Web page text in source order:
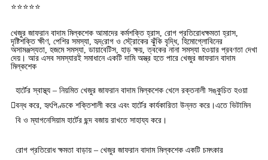
⭐️⭐️⭐️⭐️⭐️
খেজুর জাফরান বাদাম মিল্কশেক আমাদের কর্মশক্তি হ্রাস, রোগ প্রতিরোধক্ষমতা হ্রাস,
দৃষ্টিশক্তি ক্ষীণ, পেশির সমস্যা, হৃদ্‌রোগ ও স্ট্রোকের ঝুঁকি বৃদ্ধি, হিমোগ্লোবিনের
অসামঞ্জস্যতা, হজমে সমস্যা, ডায়াবেটিস, হাড় ক্ষয়, ত্বকের নানা সমস্যা হওয়ার প্রবণতা দেখা
দেয়। আর এসব সমস্যারই সমাধানে একটি দামি অস্ত্র হতে পারে খেজুর জাফরান বাদাম
মিল্কশেক
হার্টের স্বাস্থ্য – নিয়মিত খেজুর জাফরান বাদাম মিল্কশেক খেলে রক্তনালী সঙ্কুচিত হওয়া
বন্ধ করে, হৃৎপিণ্ডকে শক্তিশালী করে এবং হার্টের কার্যকারিতা উন্নত করে।এতে ভিটামিন
বি ও ম্যাগনেসিয়াম হার্টের ছন্দ বজায় রাখতে সাহায্য করে।
রোগ প্রতিরোধ ক্ষমতা বাড়ায় – খেজুর জাফরান বাদাম মিল্কশেক একটি চমৎকার